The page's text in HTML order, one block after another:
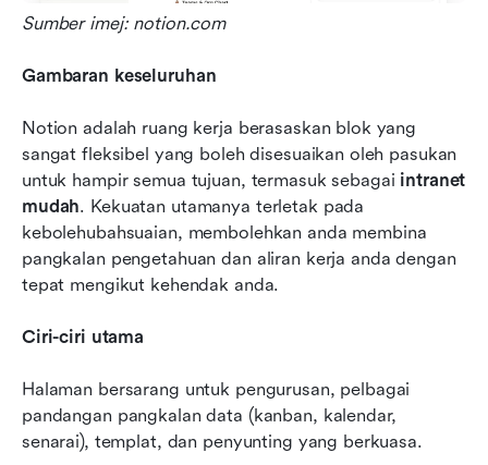
Sumber imej: notion.com
Gambaran keseluruhan
Notion adalah ruang kerja berasaskan blok yang
sangat fleksibel yang boleh disesuaikan oleh pasukan
untuk hampir semua tujuan, termasuk sebagai intranet
mudah. Kekuatan utamanya terletak pada
kebolehubahsuaian, membolehkan anda membina
pangkalan pengetahuan dan aliran kerja anda dengan
tepat mengikut kehendak anda.
Ciri-ciri utama
Halaman bersarang untuk pengurusan, pelbagai
pandangan pangkalan data (kanban, kalendar,
senarai), templat, dan penyunting yang berkuasa.